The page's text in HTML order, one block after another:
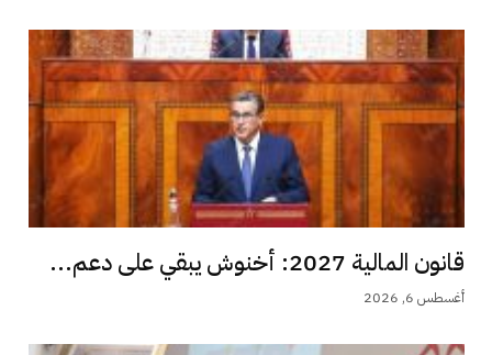
قانون المالية 2027: أخنوش يبقي على دعم...
أغسطس 6, 2026